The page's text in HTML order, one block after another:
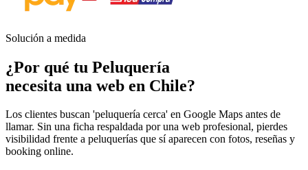
Solución a medida
¿Por qué tu Peluquería
necesita una web en Chile?
Los clientes buscan 'peluquería cerca' en Google Maps antes de
llamar. Sin una ficha respaldada por una web profesional, pierdes
visibilidad frente a peluquerías que sí aparecen con fotos, reseñas y
booking online.